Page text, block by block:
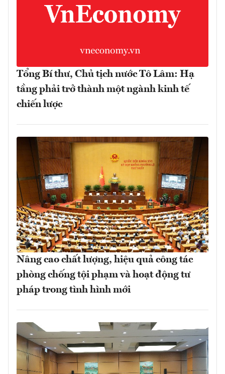
Tổng Bí thư, Chủ tịch nước Tô Lâm: Hạ
tầng phải trở thành một ngành kinh tế
chiến lược
Nâng cao chất lượng, hiệu quả công tác
phòng chống tội phạm và hoạt động tư
pháp trong tình hình mới